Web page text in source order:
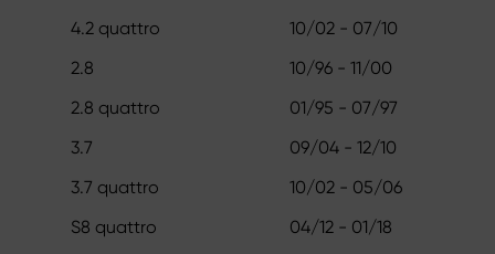
4.2 quattro
10/02 - 07/10
2.8
10/96 - 11/00
2.8 quattro
01/95 - 07/97
3.7
09/04 - 12/10
3.7 quattro
10/02 - 05/06
S8 quattro
04/12 - 01/18